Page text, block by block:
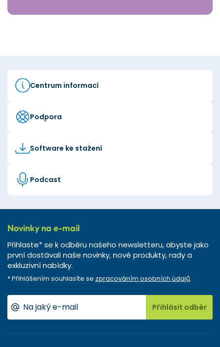
Centrum informací
Podpora
Software ke stažení
Podcast
Novinky na e-mail
Přihlaste* se k odběru našeho newsletteru, abyste jako
první dostávali naše novinky, nové produkty, rady a
exkluzivní nabídky.
* Přihlášením souhlasíte se zpracováním osobních údajů.
Přihlásit odběr